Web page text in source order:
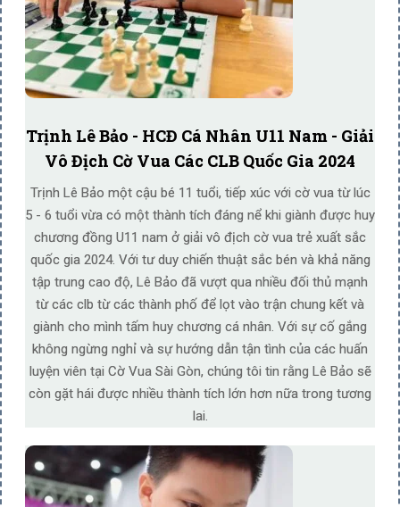
Trịnh Lê Bảo - HCĐ Cá Nhân U11 Nam - Giải
Vô Địch Cờ Vua Các CLB Quốc Gia 2024
Trịnh Lê Bảo một cậu bé 11 tuổi, tiếp xúc với cờ vua từ lúc
5 - 6 tuổi vừa có một thành tích đáng nể khi giành được huy
chương đồng U11 nam ở giải vô địch cờ vua trẻ xuất sắc
quốc gia 2024. Với tư duy chiến thuật sắc bén và khả năng
tập trung cao độ, Lê Bảo đã vượt qua nhiều đối thủ mạnh
từ các clb từ các thành phố để lọt vào trận chung kết và
giành cho mình tấm huy chương cá nhân. Với sự cố gắng
không ngừng nghỉ và sự hướng dẫn tận tình của các huấn
luyện viên tại Cờ Vua Sài Gòn, chúng tôi tin rằng Lê Bảo sẽ
còn gặt hái được nhiều thành tích lớn hơn nữa trong tương
lai.